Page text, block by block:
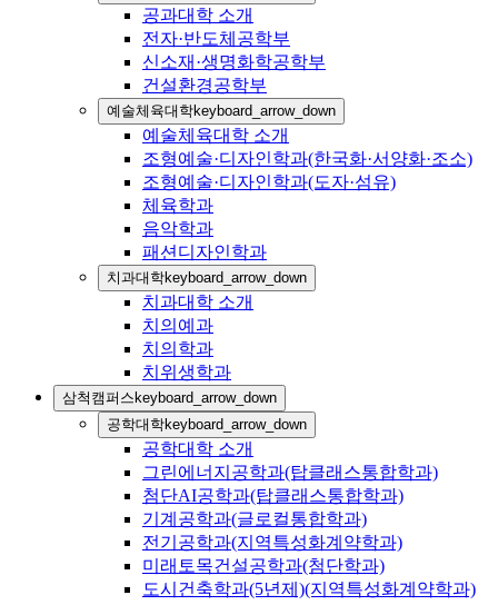
공과대학 소개
전자·반도체공학부
신소재·생명화학공학부
건설환경공학부
예술체육대학keyboard_arrow_down
예술체육대학 소개
조형예술·디자인학과(한국화·서양화·조소)
조형예술·디자인학과(도자·섬유)
체육학과
음악학과
패션디자인학과
치과대학keyboard_arrow_down
치과대학 소개
치의예과
치의학과
치위생학과
삼척캠퍼스keyboard_arrow_down
공학대학keyboard_arrow_down
공학대학 소개
그린에너지공학과(탑클래스통합학과)
첨단AI공학과(탑클래스통합학과)
기계공학과(글로컬통합학과)
전기공학과(지역특성화계약학과)
미래토목건설공학과(첨단학과)
도시건축학과(5년제)(지역특성화계약학과)